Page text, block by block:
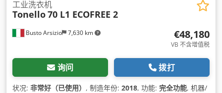
Busto Arsizio 7,630 km
工业洗衣机
Tonello70 L1 ECOFREE 2
€48,180
VB 不含增值税
询问 拨打
状况: 非常好（已使用） , 制造年份: 2018, 功能: 完全功能, 机器/